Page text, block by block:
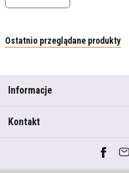
Ostatnio przeglądane produkty
Informacje
Kontakt